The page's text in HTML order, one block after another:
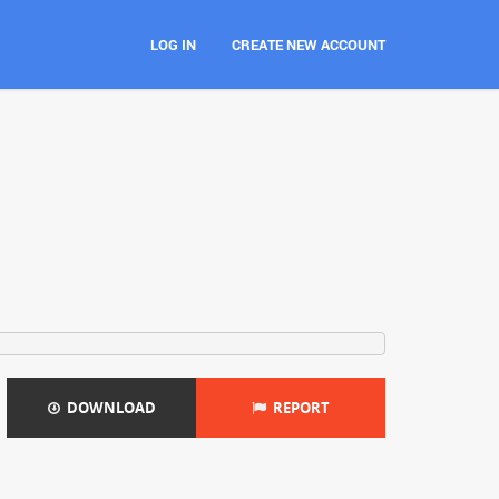
LOG IN CREATE NEW ACCOUNT
DOWNLOAD REPORT